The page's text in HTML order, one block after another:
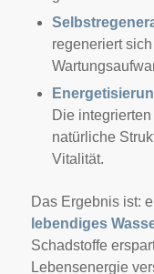
regeneriert
Die
natürliche
Vitalität.
Das Ergebnis ist:
lebendiges
Schadstoffe
Lebensenergie